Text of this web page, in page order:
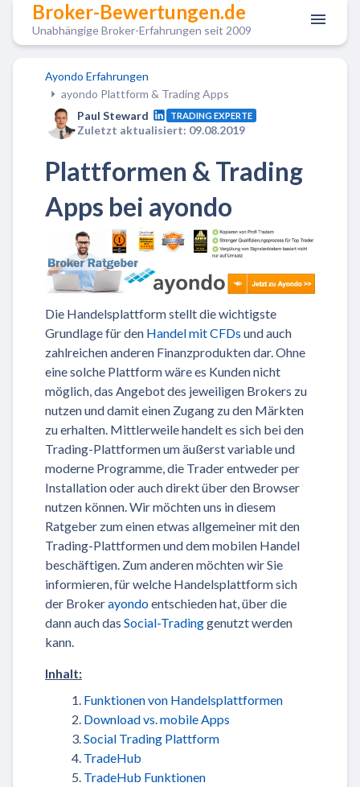
Broker-Bewertungen.de
Unabhängige Broker-Erfahrungen seit 2009
Ayondo Erfahrungen
ayondo Plattform & Trading Apps
Paul Steward
TRADING EXPERTE
Zuletzt aktualisiert: 09.08.2019
Plattformen & Trading
Apps bei ayondo
Die Handelsplattform stellt die wichtigste
Grundlage für den Handel mit CFDs und auch
zahlreichen anderen Finanzprodukten dar. Ohne
eine solche Plattform wäre es Kunden nicht
möglich, das Angebot des jeweiligen Brokers zu
nutzen und damit einen Zugang zu den Märkten
zu erhalten. Mittlerweile handelt es sich bei den
Trading-Plattformen um äußerst variable und
moderne Programme, die Trader entweder per
Installation oder auch direkt über den Browser
nutzen können. Wir möchten uns in diesem
Ratgeber zum einen etwas allgemeiner mit den
Trading-Plattformen und dem mobilen Handel
beschäftigen. Zum anderen möchten wir Sie
informieren, für welche Handelsplattform sich
der Brokerayondoentschieden hat, über die
dann auch das Social-Tradinggenutzt werden
kann.
Inhalt:
Funktionen von Handelsplattformen
Download vs. mobile Apps
Social Trading Plattform
TradeHub
TradeHub Funktionen